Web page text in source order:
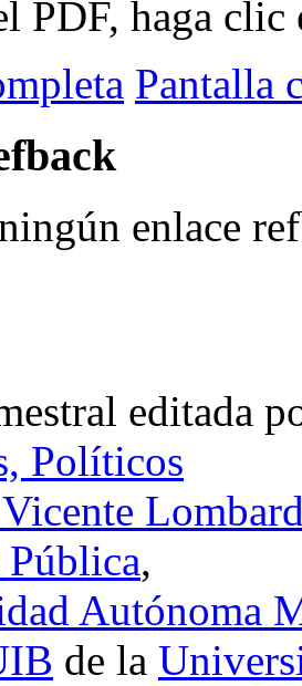
PDF, haga
Pantalla
enlace
editada
Políticos
,
Autónoma
de la